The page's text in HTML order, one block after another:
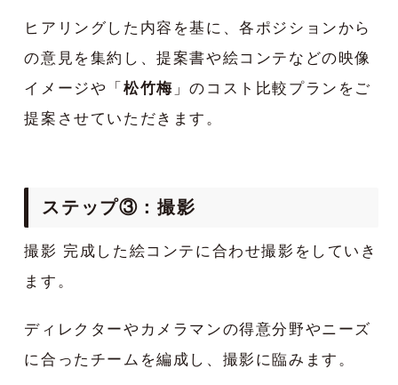
ヒアリングした内容を基に、各ポジションから
の意見を集約し、提案書や絵コンテなどの映像
イメージや「 松竹梅 」のコスト比較プランをご
提案させていただきます。
ステップ③：撮影
撮影 完成した絵コンテに合わせ撮影をしていき
ます。
ディレクターやカメラマンの得意分野やニーズ
に合ったチームを編成し、撮影に臨みます。